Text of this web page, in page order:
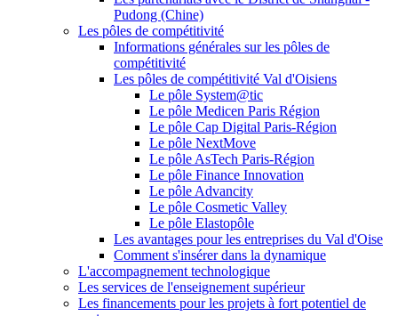
Pudong (Chine)
Les pôles de compétitivité
Informations générales sur les pôles de
compétitivité
Les pôles de compétitivité Val d'Oisiens
Le pôle System@tic
Le pôle Medicen Paris Région
Le pôle Cap Digital Paris-Région
Le pôle NextMove
Le pôle AsTech Paris-Région
Le pôle Finance Innovation
Le pôle Advancity
Le pôle Cosmetic Valley
Le pôle Elastopôle
Les avantages pour les entreprises du Val d'Oise
Comment s'insérer dans la dynamique
L'accompagnement technologique
Les services de l'enseignement supérieur
Les financements pour les projets à fort potentiel de